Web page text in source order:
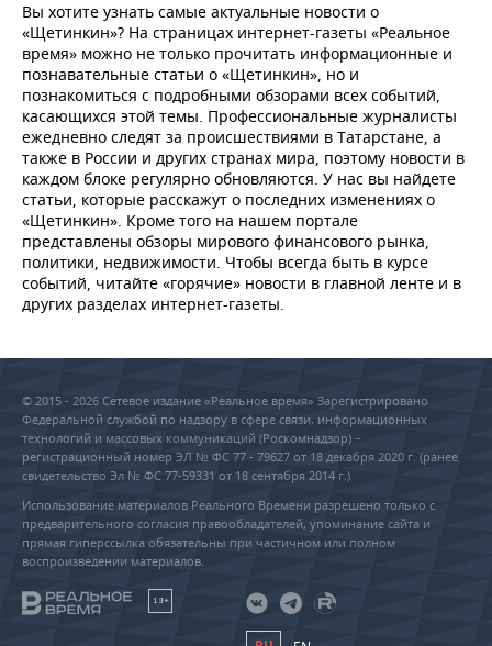
Вы хотите узнать самые актуальные новости о
«Щетинкин»? На страницах интернет-газеты «Реальное
время» можно не только прочитать информационные и
познавательные статьи о «Щетинкин», но и
познакомиться с подробными обзорами всех событий,
касающихся этой темы. Профессиональные журналисты
ежедневно следят за происшествиями в Татарстане, а
также в России и других странах мира, поэтому новости в
каждом блоке регулярно обновляются. У нас вы найдете
статьи, которые расскажут о последних изменениях о
«Щетинкин». Кроме того на нашем портале
представлены обзоры мирового финансового рынка,
политики, недвижимости. Чтобы всегда быть в курсе
событий, читайте «горячие» новости в главной ленте и в
других разделах интернет-газеты.
© 2015 - 2026 Сетевое издание «Реальное время» Зарегистрировано
Федеральной службой по надзору в сфере связи, информационных
технологий и массовых коммуникаций (Роскомнадзор) –
регистрационный номер ЭЛ № ФС 77 - 79627 от 18 декабря 2020 г. (ранее
свидетельство Эл № ФС 77-59331 от 18 сентября 2014 г.)
Использование материалов Реального Времени разрешено только с
предварительного согласия правообладателей, упоминание сайта и
прямая гиперссылка обязательны при частичном или полном
воспроизведении материалов.
18+